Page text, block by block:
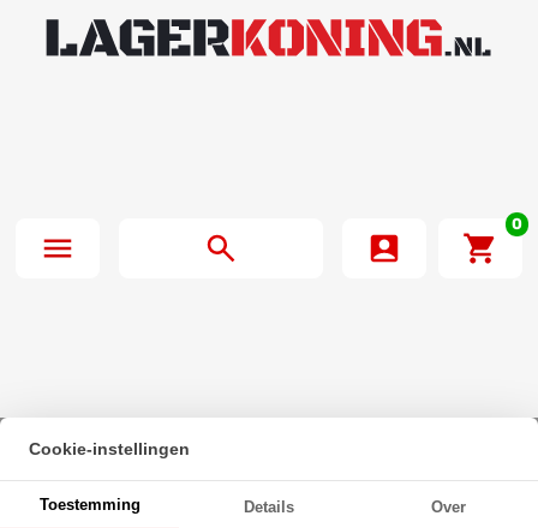
0
Beginpagina·
Zeskanttapbout Voldraad DIN 933 M5x12mm 8.8
Onbehandeld
Cookie-instellingen
Toestemming Details Over